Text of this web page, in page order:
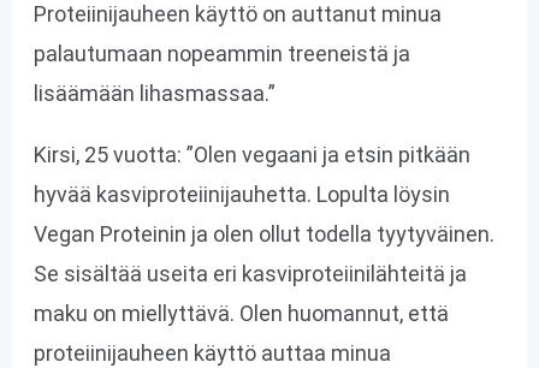
Proteiinijauheen käyttö on auttanut minua
palautumaan nopeammin treeneistä ja
lisäämään lihasmassaa.”
Kirsi, 25 vuotta: ”Olen vegaani ja etsin pitkään
hyvää kasviproteiinijauhetta. Lopulta löysin
Vegan Proteinin ja olen ollut todella tyytyväinen.
Se sisältää useita eri kasviproteiinilähteitä ja
maku on miellyttävä. Olen huomannut, että
proteiinijauheen käyttö auttaa minua